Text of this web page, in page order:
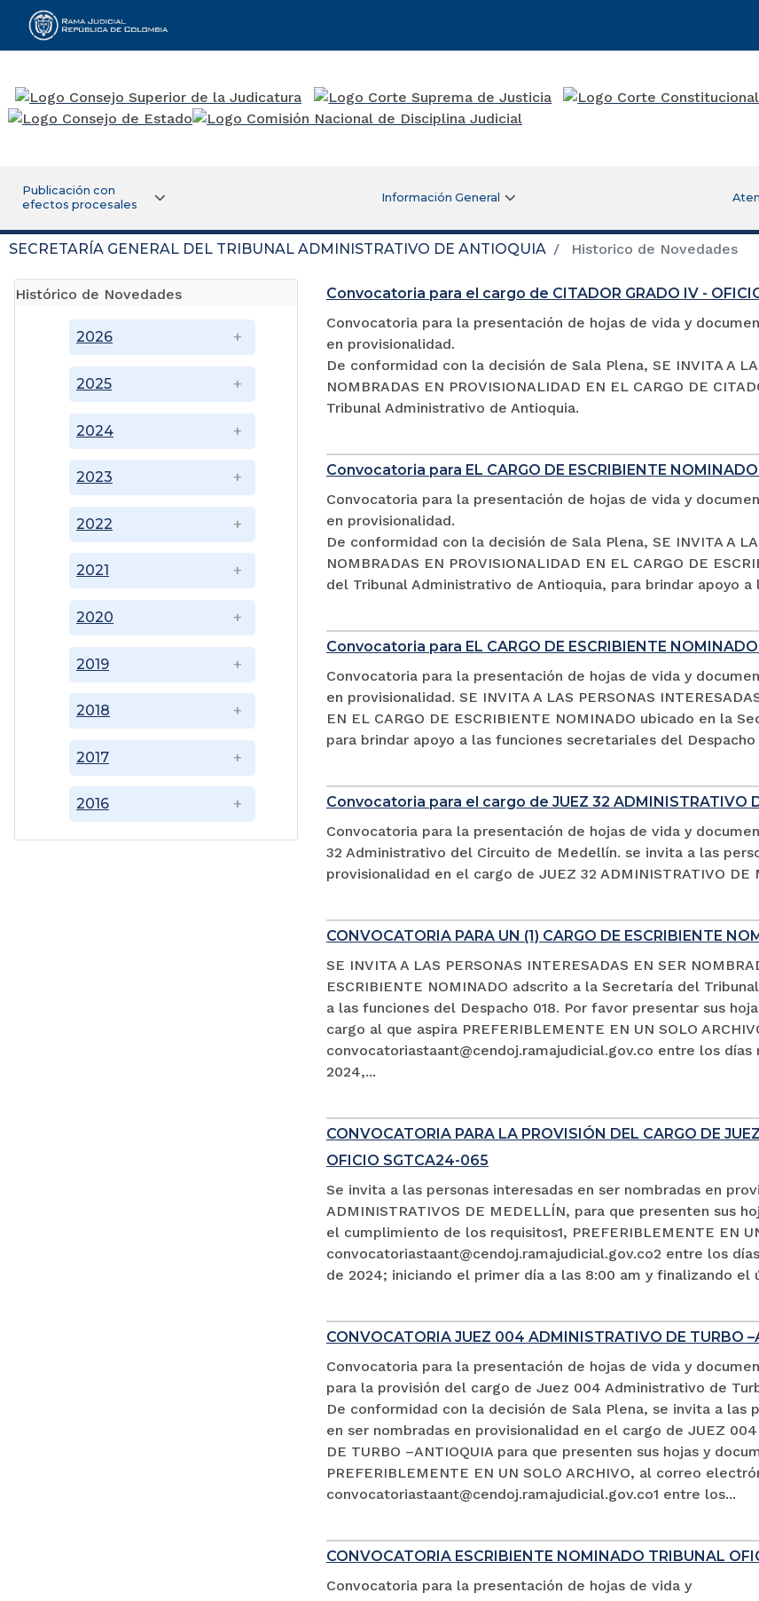
Rama Judicial
Publicación con
efectos procesales
Información General
SECRETARÍA GENERAL DEL TRIBUNAL ADMINISTRATIVO DE ANTIOQUIA Historico de Novedades
Histórico de Novedades
2016
2017
2018
2019
2020
2021
2022
2023
2024
2025
2026
Convocatoria para el cargo de CITADOR GRADO IV -
Convocatoria para la presentación de hojas de vida y
en provisionalidad.
De conformidad con la decisión de Sala Plena, SE INVITA A
NOMBRADAS EN PROVISIONALIDAD EN EL CARGO DE
Tribunal Administrativo de Antioquia.
Convocatoria para EL CARGO DE ESCRIBIENTE
Convocatoria para la presentación de hojas de vida y
en provisionalidad.
De conformidad con la decisión de Sala Plena, SE INVITA A
NOMBRADAS EN PROVISIONALIDAD EN EL CARGO DE
del Tribunal Administrativo de Antioquia, para brindar apoyo
Convocatoria para EL CARGO DE ESCRIBIENTE
Convocatoria para la presentación de hojas de vida y
en provisionalidad. SE INVITA A LAS PERSONAS
EN EL CARGO DE ESCRIBIENTE NOMINADO ubicado en la
para brindar apoyo a las funciones secretariales del Despacho
Convocatoria para el cargo de JUEZ 32 ADMINISTRATIVO
Convocatoria para la presentación de hojas de vida y
32 Administrativo del Circuito de Medellín. se invita a las
provisionalidad en el cargo de JUEZ 32 ADMINISTRATIVO DE
CONVOCATORIA PARA UN (1) CARGO DE ESCRIBIENTE
SE INVITA A LAS PERSONAS INTERESADAS EN SER
ESCRIBIENTE NOMINADO adscrito a la Secretaría del
a las funciones del Despacho 018. Por favor presentar sus
cargo al que aspira PREFERIBLEMENTE EN UN SOLO
convocatoriastaant@cendoj.ramajudicial.gov.co entre los
2024,...
CONVOCATORIA PARA LA PROVISIÓN DEL CARGO DE
OFICIO SGTCA24-065
Se invita a las personas interesadas en ser nombradas en
ADMINISTRATIVOS DE MEDELLÍN, para que presenten sus
el cumplimiento de los requisitos1, PREFERIBLEMENTE EN
convocatoriastaant@cendoj.ramajudicial.gov.co2 entre los
de 2024; iniciando el primer día a las 8:00 am y finalizando el
CONVOCATORIA JUEZ 004 ADMINISTRATIVO DE TURBO
Convocatoria para la presentación de hojas de vida y
para la provisión del cargo de Juez 004 Administrativo de
De conformidad con la decisión de Sala Plena, se invita a las
en ser nombradas en provisionalidad en el cargo de JUEZ 004
DE TURBO –ANTIOQUIA para que presenten sus hojas y
PREFERIBLEMENTE EN UN SOLO ARCHIVO, al correo
convocatoriastaant@cendoj.ramajudicial.gov.co1 entre los...
CONVOCATORIA ESCRIBIENTE NOMINADO TRIBUNAL
Convocatoria para la presentación de hojas de vida y